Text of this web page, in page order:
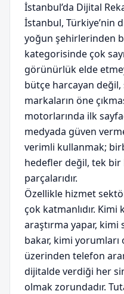
İstanbul’da Dijital
İstanbul, Türkiye’nin
yoğun şehirlerinden
kategorisinde çok
görünürlük elde
bütçe harcayan
markaların öne
motorlarında ilk
medyada güven
verimli kullanmak;
hedefler değil, tek bir
parçalarıdır.
Özellikle hizmet
çok katmanlıdır. Kimi
araştırma yapar,
bakar, kimi
üzerinden telefon
dijitalde verdiği her
olmak zorundadır.